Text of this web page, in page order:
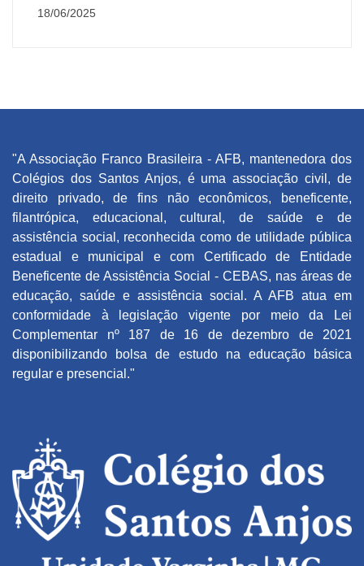
18/06/2025
"A Associação Franco Brasileira - AFB, mantenedora dos
Colégios dos Santos Anjos, é uma associação civil, de
direito privado, de fins não econômicos, beneficente,
filantrópica, educacional, cultural, de saúde e de
assistência social, reconhecida como de utilidade pública
estadual e municipal e com Certificado de Entidade
Beneficente de Assistência Social - CEBAS, nas áreas de
educação, saúde e assistência social. A AFB atua em
conformidade à legislação vigente por meio da Lei
Complementar nº 187 de 16 de dezembro de 2021
disponibilizando bolsa de estudo na educação básica
regular e presencial."